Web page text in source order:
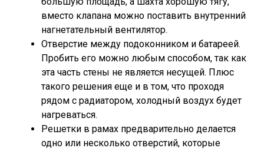
вместо клапана можно поставить внутренний
нагнетательный вентилятор.
Отверстие между подоконником и батареей.
Пробить его можно любым способом, так как
эта часть стены не является несущей. Плюс
такого решения еще и в том, что проходя
рядом с радиатором, холодный воздух будет
нагреваться.
Решетки в рамах предварительно делается
одно или несколько отверстий, которые